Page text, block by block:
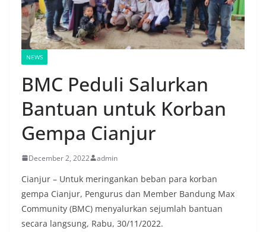
NEWS
BMC Peduli Salurkan
Bantuan untuk Korban
Gempa Cianjur
December 2, 2022 admin
Cianjur – Untuk meringankan beban para korban
gempa Cianjur, Pengurus dan Member Bandung Max
Community (BMC) menyalurkan sejumlah bantuan
secara langsung, Rabu, 30/11/2022.